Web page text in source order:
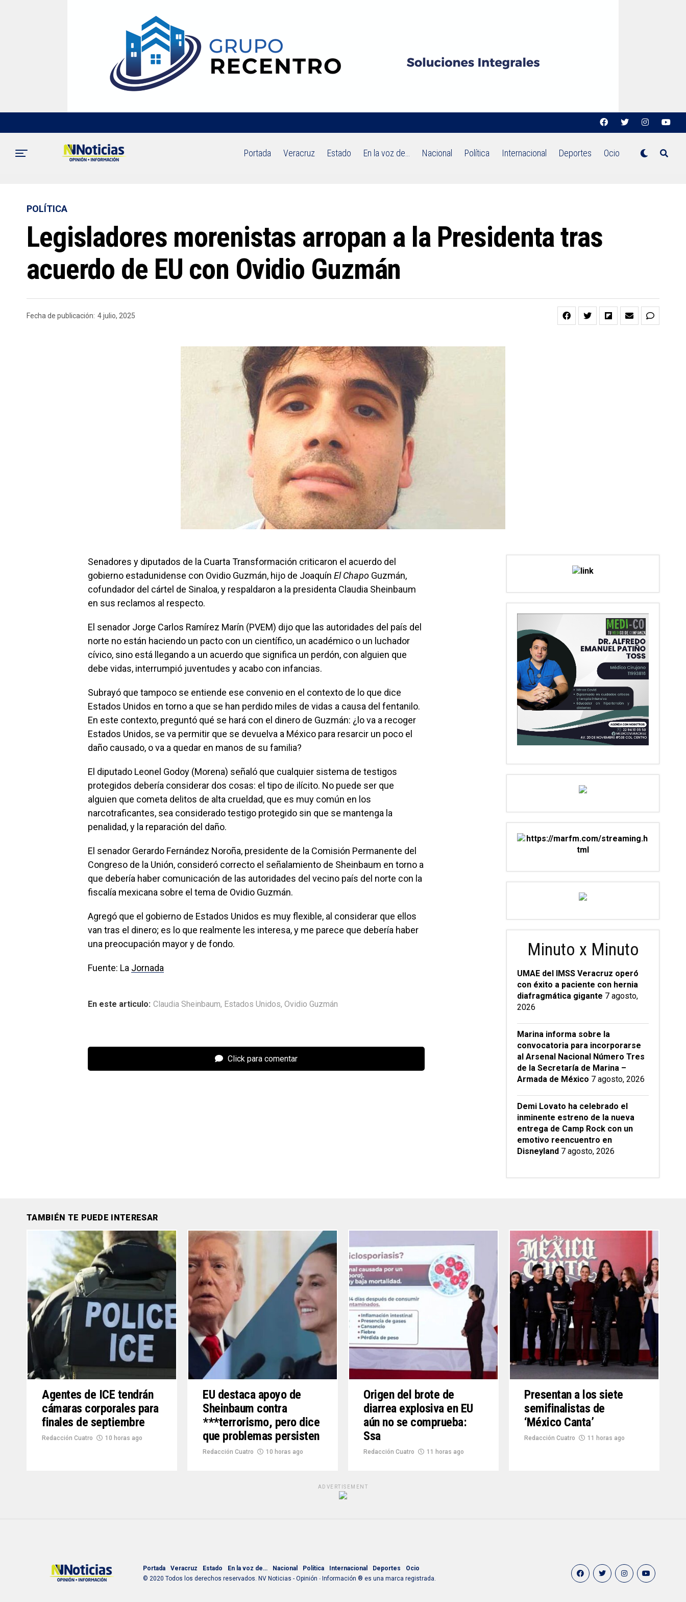
Portada Veracruz Estado En la voz de… Nacional Política Internacional Deportes Ocio
POLÍTICA
Legisladores morenistas arropan a la Presidenta tras
acuerdo de EU con Ovidio Guzmán
Fecha de publicación: 4 julio, 2025
Senadores y diputados de la Cuarta Transformación criticaron el acuerdo del
gobierno estadunidense con Ovidio Guzmán, hijo de Joaquín El Chapo Guzmán,
cofundador del cártel de Sinaloa, y respaldaron a la presidenta Claudia Sheinbaum
en sus reclamos al respecto.
El senador Jorge Carlos Ramírez Marín (PVEM) dijo que las autoridades del país del
norte no están haciendo un pacto con un científico, un académico o un luchador
cívico, sino está llegando a un acuerdo que significa un perdón, con alguien que
debe vidas, interrumpió juventudes y acabo con infancias.
Subrayó que tampoco se entiende ese convenio en el contexto de lo que dice
Estados Unidos en torno a que se han perdido miles de vidas a causa del fentanilo.
En este contexto, preguntó qué se hará con el dinero de Guzmán: ¿lo va a recoger
Estados Unidos, se va permitir que se devuelva a México para resarcir un poco el
daño causado, o va a quedar en manos de su familia?
El diputado Leonel Godoy (Morena) señaló que cualquier sistema de testigos
protegidos debería considerar dos cosas: el tipo de ilícito. No puede ser que
alguien que cometa delitos de alta crueldad, que es muy común en los
narcotraficantes, sea considerado testigo protegido sin que se mantenga la
penalidad, y la reparación del daño.
El senador Gerardo Fernández Noroña, presidente de la Comisión Permanente del
Congreso de la Unión, consideró correcto el señalamiento de Sheinbaum en torno a
que debería haber comunicación de las autoridades del vecino país del norte con la
fiscalía mexicana sobre el tema de Ovidio Guzmán.
Agregó que el gobierno de Estados Unidos es muy flexible, al considerar que ellos
van tras el dinero; es lo que realmente les interesa, y me parece que debería haber
una preocupación mayor y de fondo.
Fuente: La Jornada
En este articulo: Claudia Sheinbaum, Estados Unidos, Ovidio Guzmán
Click para comentar
Minuto x Minuto
UMAE del IMSS Veracruz operó
con éxito a paciente con hernia
diafragmática gigante 7 agosto,
2026
Marina informa sobre la
convocatoria para incorporarse
al Arsenal Nacional Número Tres
de la Secretaría de Marina –
Armada de México 7 agosto, 2026
Demi Lovato ha celebrado el
inminente estreno de la nueva
entrega de Camp Rock con un
emotivo reencuentro en
Disneyland 7 agosto, 2026
TAMBIÉN TE PUEDE INTERESAR
Agentes de ICE tendrán
cámaras corporales para
finales de septiembre
Redacción Cuatro 10 horas ago
EU destaca apoyo de
Sheinbaum contra
***terrorismo, pero dice
que problemas persisten
Redacción Cuatro 10 horas ago
Origen del brote de
diarrea explosiva en EU
aún no se comprueba:
Ssa
Redacción Cuatro 11 horas ago
Presentan a los siete
semifinalistas de
‘México Canta’
Redacción Cuatro 11 horas ago
ADVERTISEMENT
Portada Veracruz Estado En la voz de… Nacional Política Internacional Deportes
Ocio
© 2020 Todos los derechos reservados. NV Noticias - Opinión ∙ Información ® es una marca registrada.